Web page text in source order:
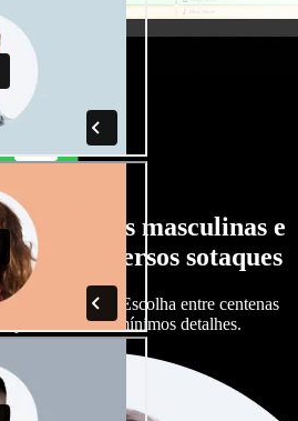
de vozes masculinas e
mais diversos sotaques
igual ao outro. Escolha entre centenas
ajuste tudo nos mínimos detalhes.